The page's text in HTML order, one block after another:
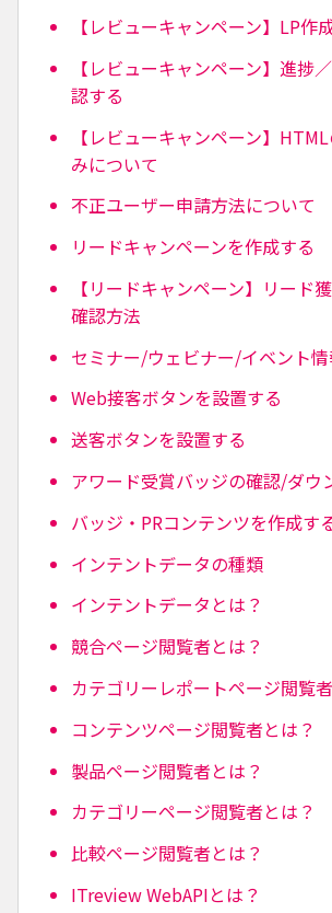
【レビューキャンペーン】LP作
【レビューキャンペーン】進捗
認する
【レビューキャンペーン】
みについて
不正ユーザー申請方法について
リードキャンペーンを作成する
【リードキャンペーン】リード
確認方法
セミナー/ウェビナー/イベント
Web接客ボタンを設置する
送客ボタンを設置する
アワード受賞バッジの確認/ダウ
バッジ・PRコンテンツを作成す
インテントデータの種類
インテントデータとは？
競合ページ閲覧者とは？
カテゴリーレポートページ閲覧
コンテンツページ閲覧者とは？
製品ページ閲覧者とは？
カテゴリーページ閲覧者とは？
比較ページ閲覧者とは？
ITreview WebAPIとは？